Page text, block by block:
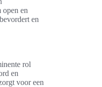
en
en
rol
en
voor een